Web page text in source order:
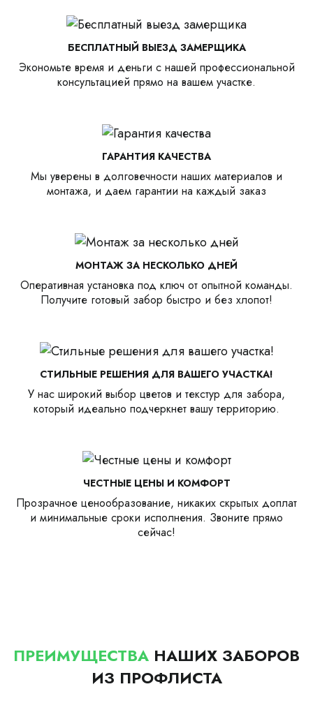
БЕСПЛАТНЫЙ ВЫЕЗД ЗАМЕРЩИКА
Экономьте время и деньги с нашей профессиональной
консультацией прямо на вашем участке.
ГАРАНТИЯ КАЧЕСТВА
Мы уверены в долговечности наших материалов и
монтажа, и даем гарантии на каждый заказ
МОНТАЖ ЗА НЕСКОЛЬКО ДНЕЙ
Оперативная установка под ключ от опытной команды.
Получите готовый забор быстро и без хлопот!
СТИЛЬНЫЕ РЕШЕНИЯ ДЛЯ ВАШЕГО УЧАСТКА!
У нас широкий выбор цветов и текстур для забора,
который идеально подчеркнет вашу территорию.
ЧЕСТНЫЕ ЦЕНЫ И КОМФОРТ
Прозрачное ценообразование, никаких скрытых доплат
и минимальные сроки исполнения. Звоните прямо
сейчас!
ПРЕИМУЩЕСТВА НАШИХ ЗАБОРОВ
ИЗ ПРОФЛИСТА